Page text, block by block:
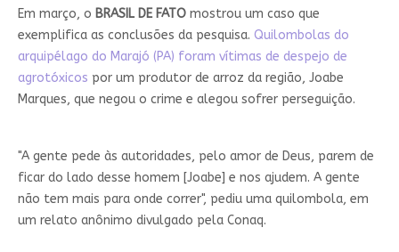
Em março, o BRASIL DE FATO mostrou um caso que
exemplifica as conclusões da pesquisa. Quilombolas do
arquipélago do Marajó (PA) foram vítimas de despejo de
agrotóxicos por um produtor de arroz da região, Joabe
Marques, que negou o crime e alegou sofrer perseguição.
"A gente pede às autoridades, pelo amor de Deus, parem de
ficar do lado desse homem [Joabe] e nos ajudem. A gente
não tem mais para onde correr", pediu uma quilombola, em
um relato anônimo divulgado pela Conaq.